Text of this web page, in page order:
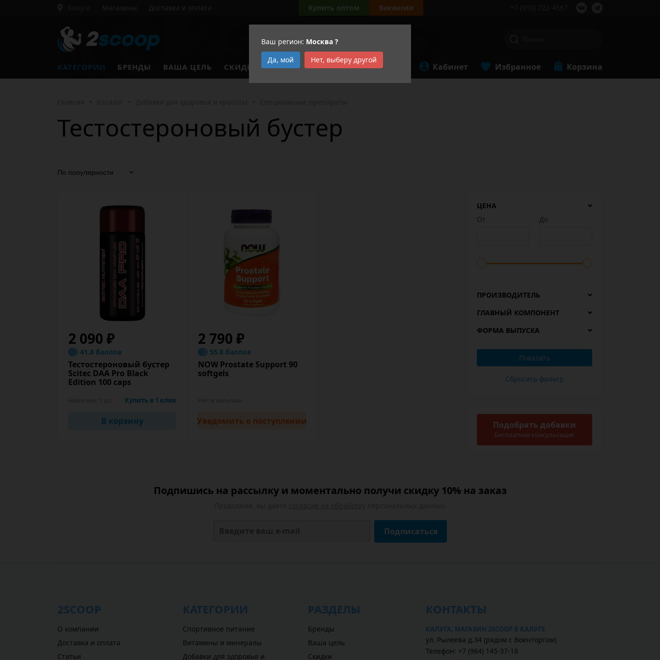
Ваш регион: Москва ?
Да, мой
Нет, выберу другой
Магазины Доставка и оплата Купить оптом Вакансии
КАТЕГОРИИ БРЕНДЫ ВАША ЦЕЛЬ СКИДКИ АКЦИИ Кабинет Избранное Корзина
Тестостероновый бустер
ЦЕНА
От
До
ПРОИЗВОДИТЕЛЬ
ГЛАВНЫЙ КОМПОНЕНТ
ФОРМА ВЫПУСКА
Подобрать добавки
Бесплатная консультация
2 090 ₽
41.8 баллов
Тестостероновый бустер
Scitec DAA Pro Black
Edition 100 caps
Купить в 1 клик
В корзину
2 790 ₽
55.8 баллов
NOW Prostate Support 90
softgels
Уведомить о поступлении
Подпишись на рассылку и моментально получи скидку 10% на заказ
Подписаться
2SCOOP
О компании
Доставка и оплата
Статьи
КАТЕГОРИИ
Спортивное питание
Витамины и минералы
Добавки для здоровья и
РАЗДЕЛЫ
Бренды
Ваша цель
Скидки
КОНТАКТЫ
КАЛУГА, МАГАЗИН 2SCOOP В КАЛУГЕ
ул. Рылеева д.34 (рядом с Военторгом)
Телефон: +7 (964) 145-37-18